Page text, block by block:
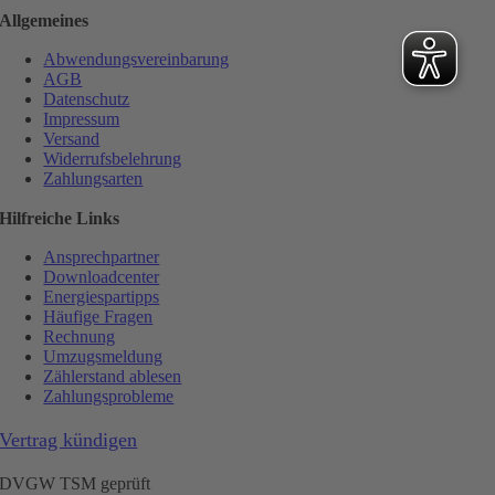
Allgemeines
Abwendungsvereinbarung
AGB
Datenschutz
Impressum
Versand
Widerrufsbelehrung
Zahlungsarten
Hilfreiche Links
Ansprechpartner
Downloadcenter
Energiespartipps
Häufige Fragen
Rechnung
Umzugsmeldung
Zählerstand ablesen
Zahlungsprobleme
Vertrag kündigen
DVGW TSM geprüft